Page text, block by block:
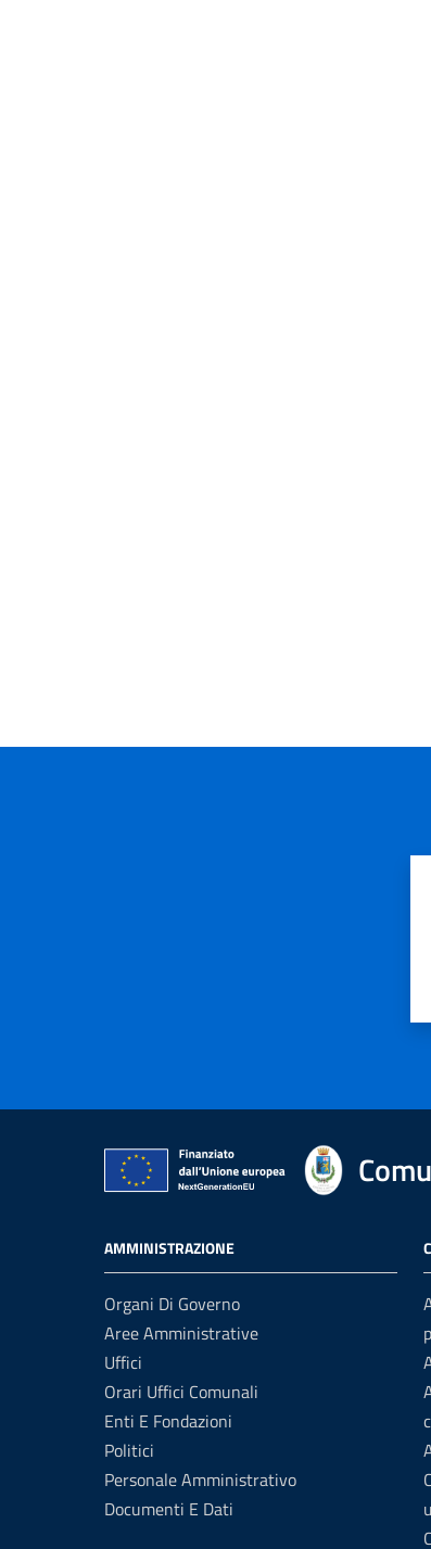
AMMINISTRAZIONE
Organi Di Governo
Aree Amministrative
Uffici
Orari Uffici Comunali
Enti E Fondazioni
Politici
Personale Amministrativo
Documenti E Dati